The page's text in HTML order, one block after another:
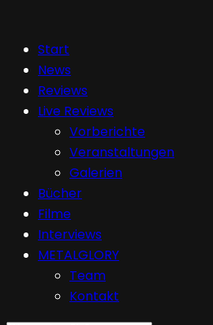
Start
News
Reviews
Live Reviews
Vorberichte
Veranstaltungen
Galerien
Bücher
Filme
Interviews
METALGLORY
Team
Kontakt